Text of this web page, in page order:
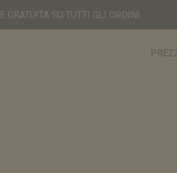
GRATUITA SU TUTTI GLI ORDINI